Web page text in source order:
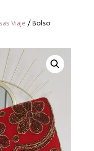
Viaje / Bolso